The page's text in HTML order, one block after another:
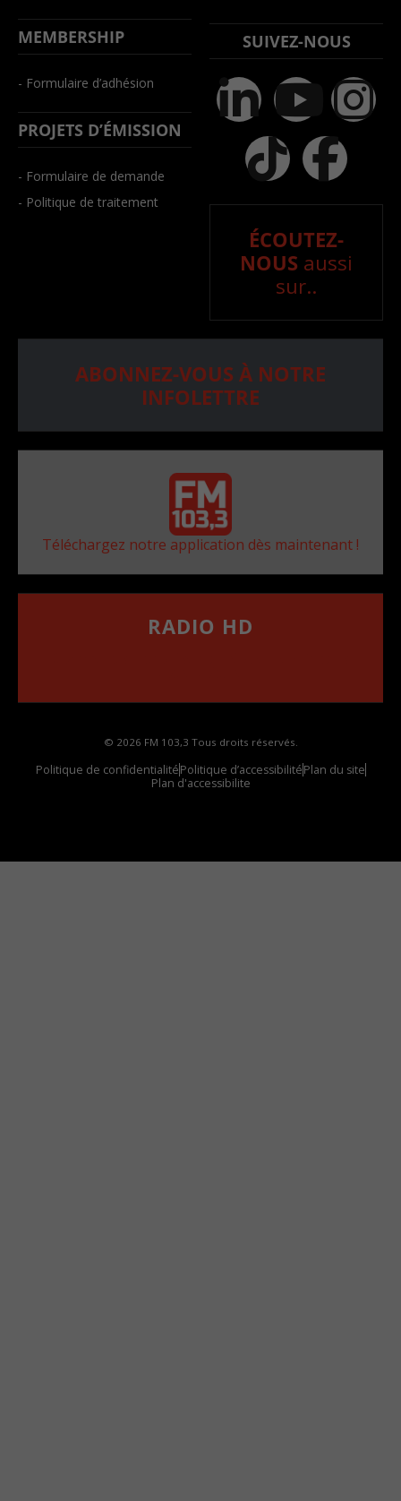
MEMBERSHIP
- Formulaire d’adhésion
PROJETS D’ÉMISSION
- Formulaire de demande
- Politique de traitement
SUIVEZ-NOUS
ÉCOUTEZ-
NOUS aussi
sur..
ABONNEZ-VOUS À NOTRE
INFOLETTRE
Téléchargez notre application dès maintenant !
RADIO HD
© 2026 FM 103,3 Tous droits réservés.
Politique de confidentialitéPolitique d’accessibilitéPlan du site
Plan d'accessibilite